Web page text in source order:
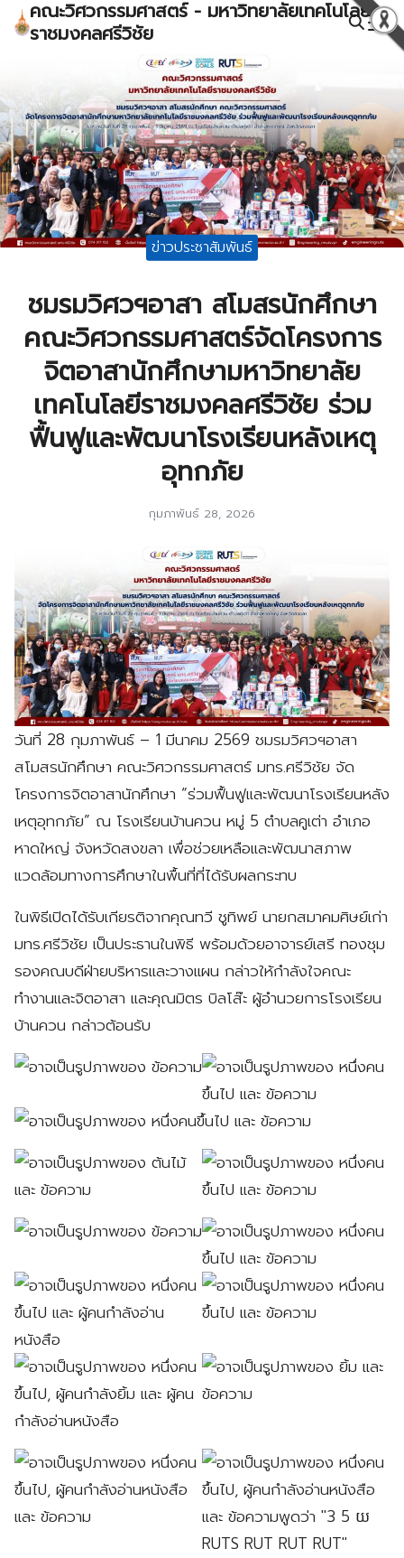
Skip คณะวิศวกรรมศาสตร์ - มหาวิทยาลัยเทคโนโลยี
ราชมงคลศรีวิชัย
ข่าวประชาสัมพันธ์
ชมรมวิศวฯอาสา สโมสรนักศึกษา
คณะวิศวกรรมศาสตร์จัดโครงการ
จิตอาสานักศึกษามหาวิทยาลัย
เทคโนโลยีราชมงคลศรีวิชัย ร่วม
ฟื้นฟูและพัฒนาโรงเรียนหลังเหตุ
อุทกภัย
กุมภาพันธ์ 28, 2026
วันที่ 28 กุมภาพันธ์ – 1 มีนาคม 2569 ชมรมวิศวฯอาสา
สโมสรนักศึกษา คณะวิศวกรรมศาสตร์ มทร.ศรีวิชัย จัด
โครงการจิตอาสานักศึกษา “ร่วมฟื้นฟูและพัฒนาโรงเรียนหลัง
เหตุอุทกภัย” ณ โรงเรียนบ้านควน หมู่ 5 ตำบลคูเต่า อำเภอ
หาดใหญ่ จังหวัดสงขลา เพื่อช่วยเหลือและพัฒนาสภาพ
แวดล้อมทางการศึกษาในพื้นที่ที่ได้รับผลกระทบ
ในพิธีเปิดได้รับเกียรติจากคุณทวี ชูทิพย์ นายกสมาคมศิษย์เก่า
มทร.ศรีวิชัย เป็นประธานในพิธี พร้อมด้วยอาจารย์เสรี ทองชุม
รองคณบดีฝ่ายบริหารและวางแผน กล่าวให้กำลังใจคณะ
ทำงานและจิตอาสา และคุณมิตร บิลโส๊ะ ผู้อำนวยการโรงเรียน
บ้านควน กล่าวต้อนรับ